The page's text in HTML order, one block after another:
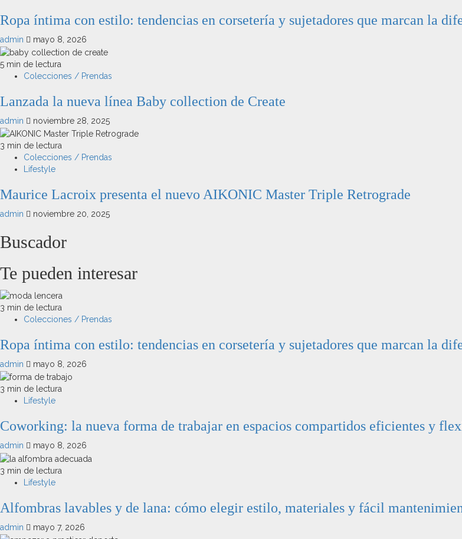
Ropa íntima con estilo: tendencias en corsetería y sujetadores que marcan la
admin mayo 8, 2026
5 min de lectura
Colecciones / Prendas
Lanzada la nueva línea Baby collection de Create
admin noviembre 28, 2025
3 min de lectura
Colecciones / Prendas
Lifestyle
Maurice Lacroix presenta el nuevo AIKONIC Master Triple Retrograde
admin noviembre 20, 2025
Buscador
Te pueden interesar
3 min de lectura
Colecciones / Prendas
Ropa íntima con estilo: tendencias en corsetería y sujetadores que marcan la
admin mayo 8, 2026
3 min de lectura
Lifestyle
Coworking: la nueva forma de trabajar en espacios compartidos eficientes y
admin mayo 8, 2026
3 min de lectura
Lifestyle
Alfombras lavables y de lana: cómo elegir estilo, materiales y fácil
admin mayo 7, 2026